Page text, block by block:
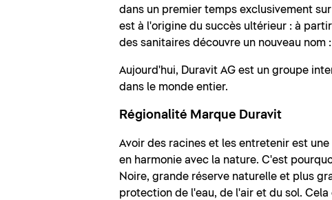
dans un premier temps exclusivement
est à l'origine du succès ultérieur : à
des sanitaires découvre un nouveau nom
Aujourd'hui, Duravit AG est un groupe
dans le monde entier.
Régionalité Marque Duravit
Avoir des racines et les entretenir est
en harmonie avec la nature. C'est
Noire, grande réserve naturelle et plus
protection de l'eau, de l'air et du sol.